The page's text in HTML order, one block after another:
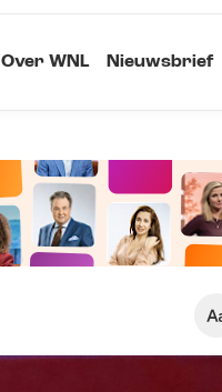
Over WNL Nieuwsbrief